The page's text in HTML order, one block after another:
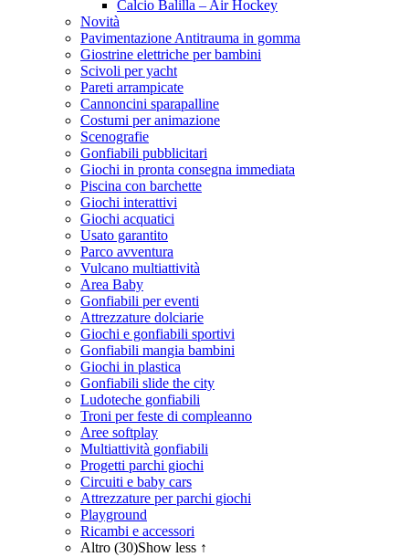
Calcio Balilla – Air Hockey
Novità
Pavimentazione Antitrauma in gomma
Giostrine elettriche per bambini
Scivoli per yacht
Pareti arrampicate
Cannoncini sparapalline
Costumi per animazione
Scenografie
Gonfiabili pubblicitari
Giochi in pronta consegna immediata
Piscina con barchette
Giochi interattivi
Giochi acquatici
Usato garantito
Parco avventura
Vulcano multiattività
Area Baby
Gonfiabili per eventi
Attrezzature dolciarie
Giochi e gonfiabili sportivi
Gonfiabili mangia bambini
Giochi in plastica
Gonfiabili slide the city
Ludoteche gonfiabili
Troni per feste di compleanno
Aree softplay
Multiattività gonfiabili
Progetti parchi giochi
Circuiti e baby cars
Attrezzature per parchi giochi
Playground
Ricambi e accessori
Altro (30)Show less ↑